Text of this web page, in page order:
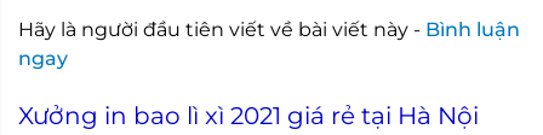
Hãy là người đầu tiên viết về bài viết này - Bình luận
ngay
Xưởng in bao lì xì 2021 giá rẻ tại Hà Nội